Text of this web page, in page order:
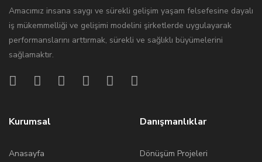
Amacımız insana saygı ve sürekli gelişim yaşam felsefesine dayalı
iş mükemmelliği ve gelişimi modelini şirketlerde uygulayarak
performanslarını arttırmak, sürekli ve sağlıklı büyümelerini
sağlamaktır.
Kurumsal
Anasayfa
Danışmanlıklar
Dönüşüm Projeleri